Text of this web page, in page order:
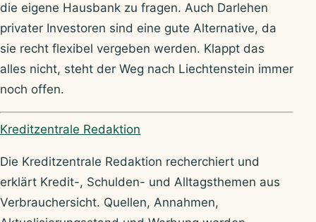
die eigene Hausbank zu fragen. Auch Darlehen
privater Investoren sind eine gute Alternative, da
sie recht flexibel vergeben werden. Klappt das
alles nicht, steht der Weg nach Liechtenstein immer
noch offen.
Über Kreditzentrale
Kreditzentrale Redaktion
Die Kreditzentrale Redaktion recherchiert und
erklärt Kredit-, Schulden- und Alltagsthemen aus
Verbrauchersicht. Quellen, Annahmen,